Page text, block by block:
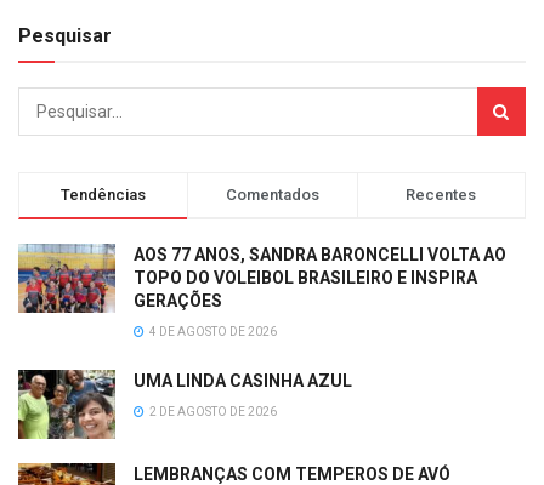
Pesquisar
Tendências Comentados Recentes
AOS 77 ANOS, SANDRA BARONCELLI VOLTA AO
TOPO DO VOLEIBOL BRASILEIRO E INSPIRA
GERAÇÕES
4 DE AGOSTO DE 2026
UMA LINDA CASINHA AZUL
2 DE AGOSTO DE 2026
LEMBRANÇAS COM TEMPEROS DE AVÓ